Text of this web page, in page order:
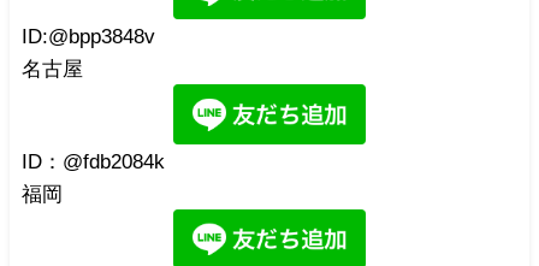
ID:@bpp3848v
名古屋
ID：@fdb2084k
福岡